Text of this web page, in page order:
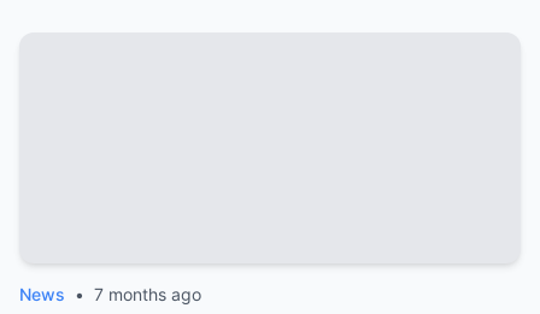
News • 7 months ago